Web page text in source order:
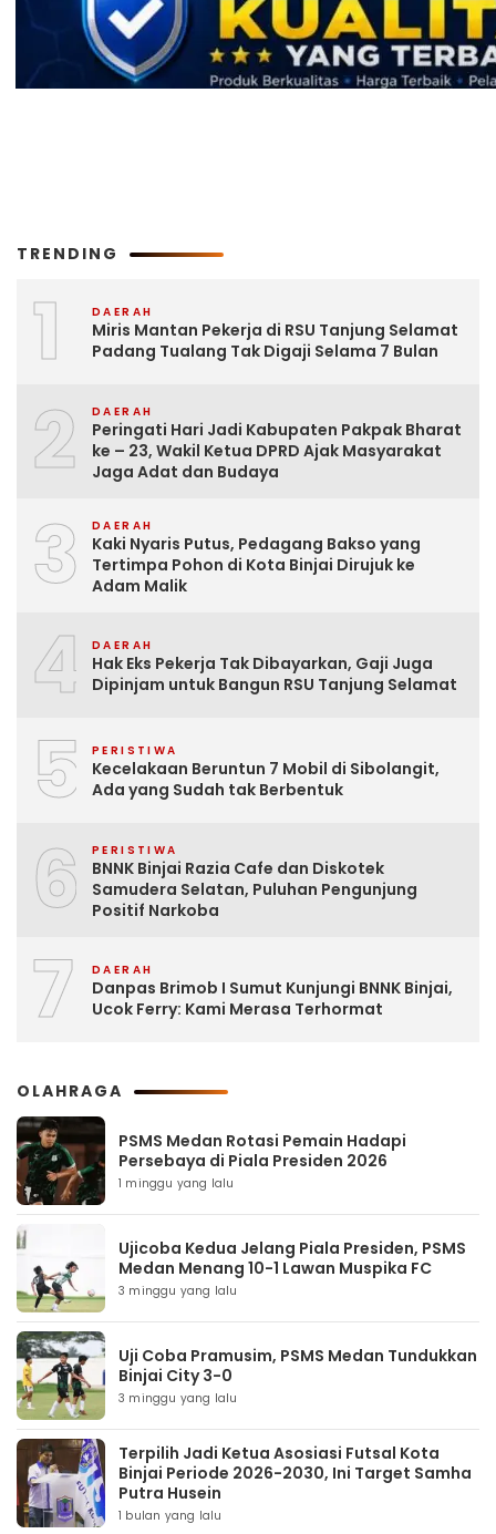
TRENDING
1 DAERAH
Miris Mantan Pekerja di RSU Tanjung Selamat
Padang Tualang Tak Digaji Selama 7 Bulan
2 DAERAH
Peringati Hari Jadi Kabupaten Pakpak Bharat
ke – 23, Wakil Ketua DPRD Ajak Masyarakat
Jaga Adat dan Budaya
3 DAERAH
Kaki Nyaris Putus, Pedagang Bakso yang
Tertimpa Pohon di Kota Binjai Dirujuk ke
Adam Malik
4 DAERAH
Hak Eks Pekerja Tak Dibayarkan, Gaji Juga
Dipinjam untuk Bangun RSU Tanjung Selamat
5 PERISTIWA
Kecelakaan Beruntun 7 Mobil di Sibolangit,
Ada yang Sudah tak Berbentuk
6 PERISTIWA
BNNK Binjai Razia Cafe dan Diskotek
Samudera Selatan, Puluhan Pengunjung
Positif Narkoba
7 DAERAH
Danpas Brimob I Sumut Kunjungi BNNK Binjai,
Ucok Ferry: Kami Merasa Terhormat
OLAHRAGA
PSMS Medan Rotasi Pemain Hadapi
Persebaya di Piala Presiden 2026
1 minggu yang lalu
Ujicoba Kedua Jelang Piala Presiden, PSMS
Medan Menang 10-1 Lawan Muspika FC
3 minggu yang lalu
Uji Coba Pramusim, PSMS Medan Tundukkan
Binjai City 3-0
3 minggu yang lalu
Terpilih Jadi Ketua Asosiasi Futsal Kota
Binjai Periode 2026-2030, Ini Target Samha
Putra Husein
1 bulan yang lalu